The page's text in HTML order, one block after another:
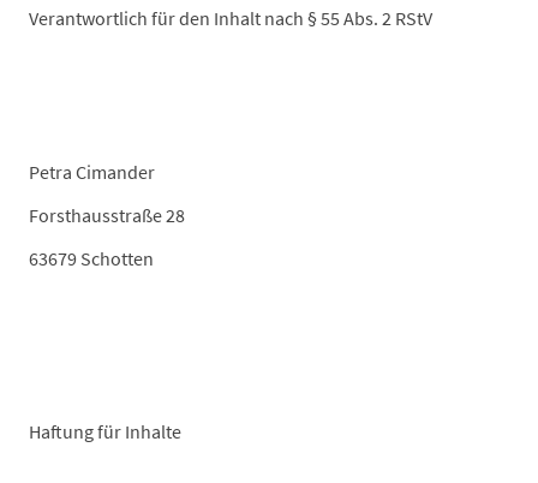
Verantwortlich für den Inhalt nach § 55 Abs. 2 RStV
Petra Cimander
Forsthausstraße 28
63679 Schotten
Haftung für Inhalte